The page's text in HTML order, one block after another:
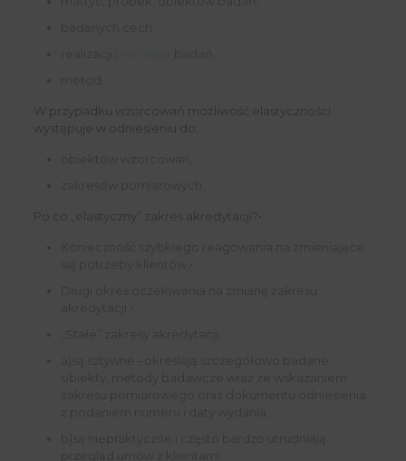
W przypadku wzorcowań możliwość elastyczności
występuje w odniesieniu do:
Po co „elastyczny” zakres akredytacji?•